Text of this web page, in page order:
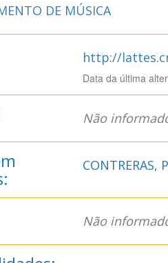
DE MÚSICA
http://
Data da última
Não
CONTRERAS,
Não